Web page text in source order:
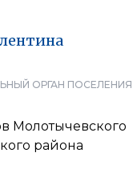
ОРГАН ПОСЕЛЕНИЯ
Молотычевского
района